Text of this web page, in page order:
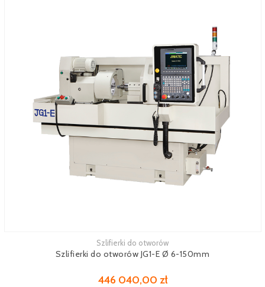
Szlifierki do otworów
Szlifierki do otworów JG1-E Ø 6-150mm
446 040,00 zł